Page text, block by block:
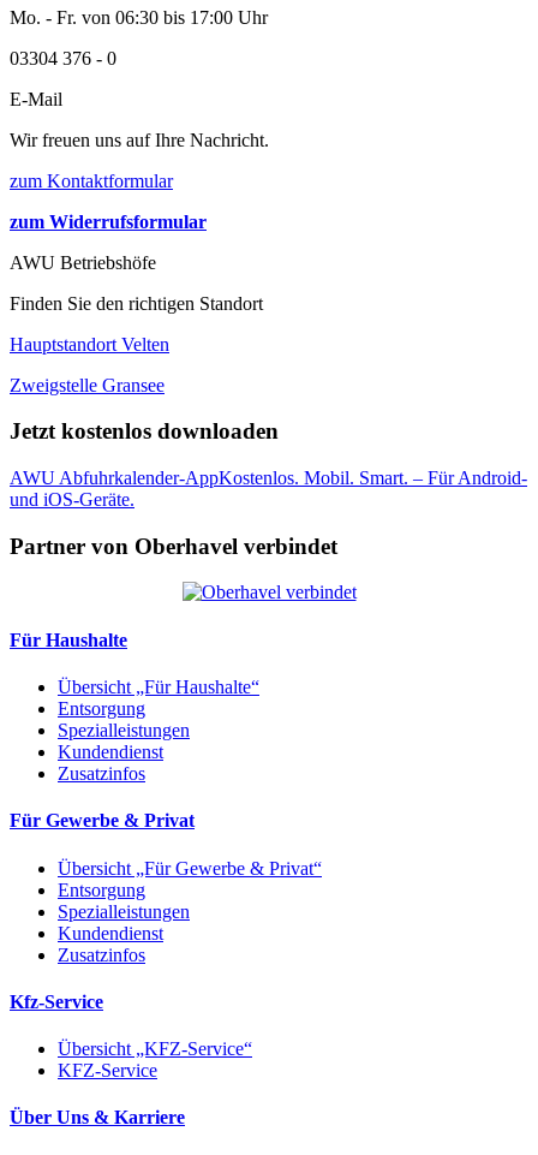
Mo. - Fr. von 06:30 bis 17:00 Uhr
03304 376 - 0
E-Mail
Wir freuen uns auf Ihre Nachricht.
zum Kontaktformular
zum Widerrufsformular
AWU Betriebshöfe
Finden Sie den richtigen Standort
Hauptstandort Velten
Zweigstelle Gransee
Jetzt kostenlos downloaden
AWU Abfuhrkalender-AppKostenlos. Mobil. Smart. – Für Android-
und iOS-Geräte.
Partner von Oberhavel verbindet
Für Haushalte
Übersicht „Für Haushalte“
Entsorgung
Spezialleistungen
Kundendienst
Zusatzinfos
Für Gewerbe & Privat
Übersicht „Für Gewerbe & Privat“
Entsorgung
Spezialleistungen
Kundendienst
Zusatzinfos
Kfz-Service
Übersicht „KFZ-Service“
KFZ-Service
Über Uns & Karriere